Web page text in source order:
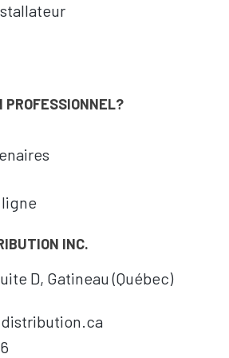
PROFESSIONNEL?
INC.
D, Gatineau (Québec)